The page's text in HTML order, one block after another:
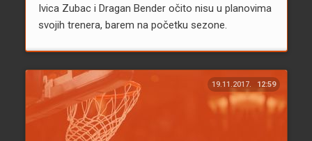
Ivica Zubac i Dragan Bender očito nisu u planovima
svojih trenera, barem na početku sezone.
19.11.2017. 12:59